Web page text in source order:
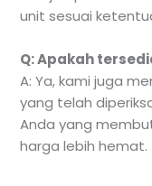
unit sesuai
Q: Apakah
A: Ya, kami juga
yang telah
Anda yang
harga lebih hemat.